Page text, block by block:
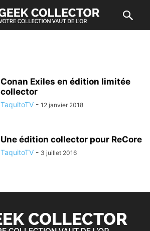
Conan Exiles en édition limitée
collector
TaquitoTV - 12 janvier 2018
Une édition collector pour ReCore
TaquitoTV - 3 juillet 2016